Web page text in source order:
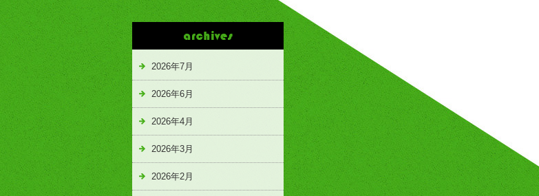
2026年7月
2026年6月
2026年4月
2026年3月
2026年2月